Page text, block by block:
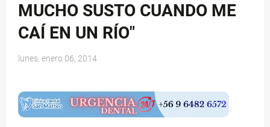
MUCHO SUSTO CUANDO ME
CAÍ EN UN RÍO"
lunes, enero 06, 2014